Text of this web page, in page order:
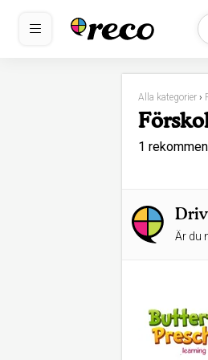
Alla kategorier ›
1
Är du